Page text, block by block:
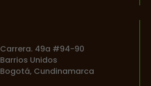
Carrera. 49a #94-90
Barrios Unidos
Bogotá, Cundinamarca